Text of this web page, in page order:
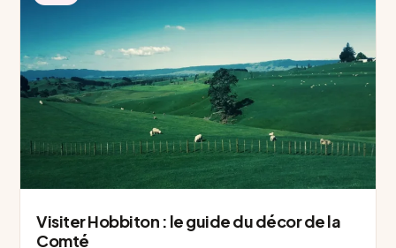
Visiter Hobbiton : le guide du décor de la
Comté